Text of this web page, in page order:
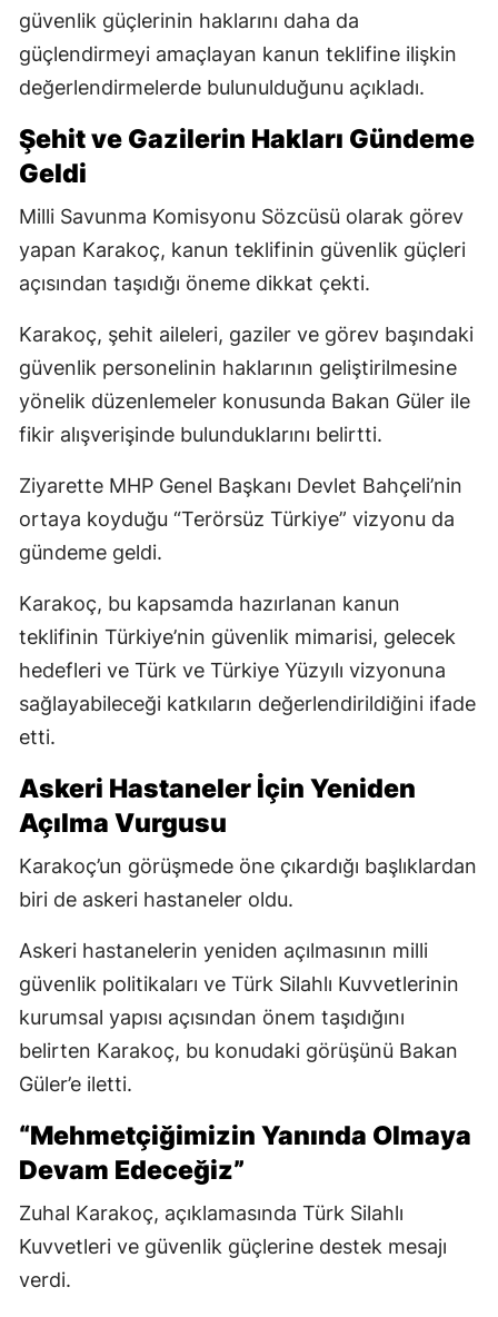
güvenlik güçlerinin haklarını daha da
güçlendirmeyi amaçlayan kanun teklifine ilişkin
değerlendirmelerde bulunulduğunu açıkladı.
Şehit ve Gazilerin Hakları Gündeme
Geldi
Milli Savunma Komisyonu Sözcüsü olarak görev
yapan Karakoç, kanun teklifinin güvenlik güçleri
açısından taşıdığı öneme dikkat çekti.
Karakoç, şehit aileleri, gaziler ve görev başındaki
güvenlik personelinin haklarının geliştirilmesine
yönelik düzenlemeler konusunda Bakan Güler ile
fikir alışverişinde bulunduklarını belirtti.
Ziyarette MHP Genel Başkanı Devlet Bahçeli’nin
ortaya koyduğu “Terörsüz Türkiye” vizyonu da
gündeme geldi.
Karakoç, bu kapsamda hazırlanan kanun
teklifinin Türkiye’nin güvenlik mimarisi, gelecek
hedefleri ve Türk ve Türkiye Yüzyılı vizyonuna
sağlayabileceği katkıların değerlendirildiğini ifade
etti.
Askeri Hastaneler İçin Yeniden
Açılma Vurgusu
Karakoç’un görüşmede öne çıkardığı başlıklardan
biri de askeri hastaneler oldu.
Askeri hastanelerin yeniden açılmasının milli
güvenlik politikaları ve Türk Silahlı Kuvvetlerinin
kurumsal yapısı açısından önem taşıdığını
belirten Karakoç, bu konudaki görüşünü Bakan
Güler’e iletti.
“Mehmetçiğimizin Yanında Olmaya
Devam Edeceğiz”
Zuhal Karakoç, açıklamasında Türk Silahlı
Kuvvetleri ve güvenlik güçlerine destek mesajı
verdi.